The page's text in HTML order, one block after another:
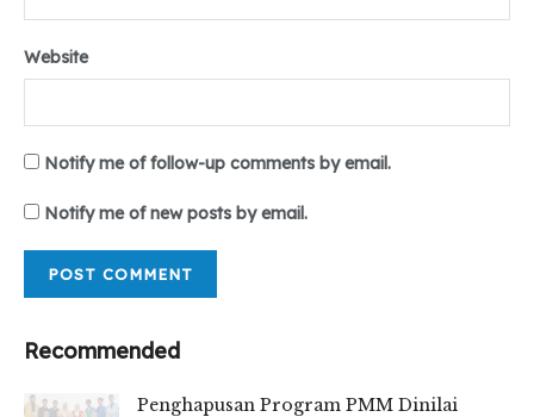
Website
Notify me of follow-up comments by email.
Notify me of new posts by email.
Recommended
Penghapusan Program PMM Dinilai